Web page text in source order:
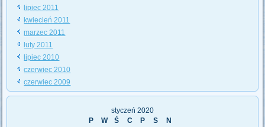
lipiec 2011
kwiecień 2011
marzec 2011
luty 2011
lipiec 2010
czerwiec 2010
czerwiec 2009
styczeń 2020
P
W Ś C P S N